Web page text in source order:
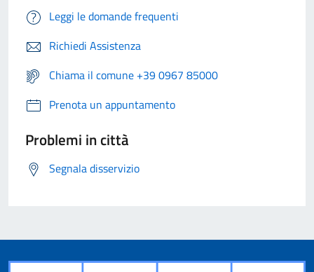
Leggi le domande frequenti
Richiedi Assistenza
Chiama il comune +39 0967 85000
Prenota un appuntamento
Problemi in città
Segnala disservizio